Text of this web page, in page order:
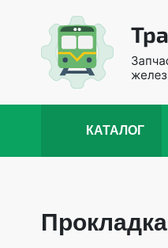
КАТАЛОГ
Прокладка